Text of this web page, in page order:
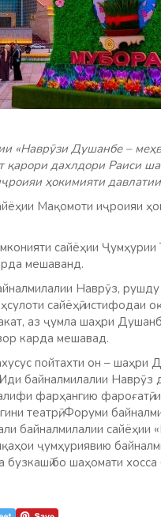
«Наврӯзи Душанбе –
қарори дахлдори Раиси
ҳокимияти
Мақомоти иҷроияи
сайёҳии Ҷумҳурии
мешаванд.
Наврӯз, рушду
сайёҳӣ, истифодаи
аз ҷумла шаҳри
карда мешавад.
пойтахти он – шаҳри
байналмилалии Наврӯз
фарҳангию фароғатӣ,
театрӣ, Форуми
байналмилалии сайёҳии
ҷумҳуриявию
бузкашӣ бо шаҳомати